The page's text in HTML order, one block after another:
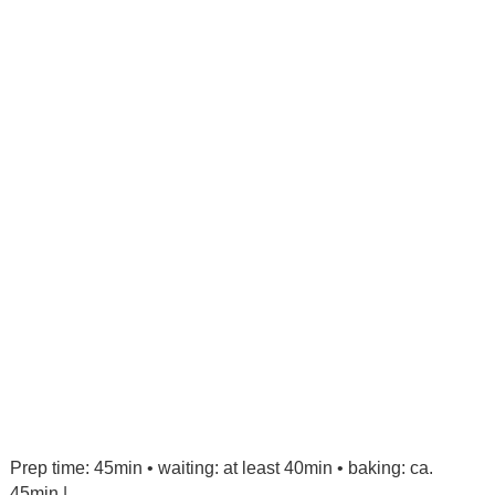
Prep time: 45min • waiting: at least 40min • baking: ca.